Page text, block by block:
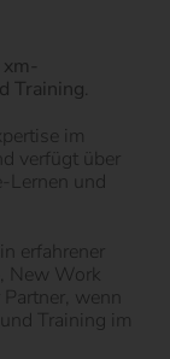
xm-
Training.
im
verfügt über
Lernen und
erfahrener
New Work
wenn
Training im